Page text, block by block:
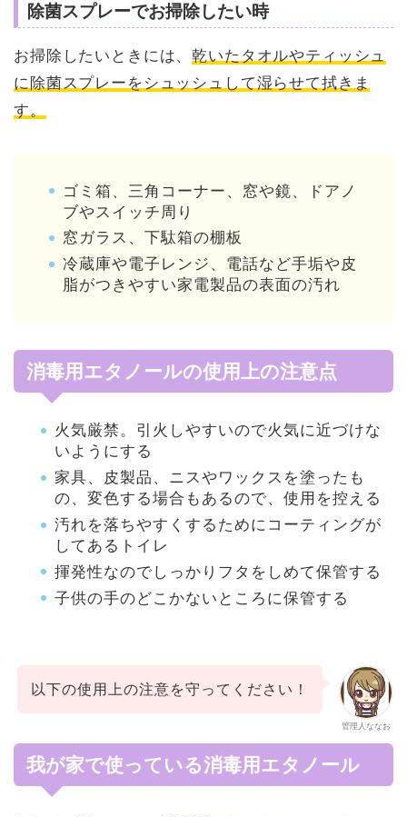
除菌スプレーでお掃除したい時
お掃除したいときには、乾いたタオルやティッシュ
に除菌スプレーをシュッシュして湿らせて拭きま
す。
ゴミ箱、三角コーナー、窓や鏡、ドアノ
ブやスイッチ周り
窓ガラス、下駄箱の棚板
冷蔵庫や電子レンジ、電話など手垢や皮
脂がつきやすい家電製品の表面の汚れ
消毒用エタノールの使用上の注意点
火気厳禁。引火しやすいので火気に近づけな
いようにする
家具、皮製品、ニスやワックスを塗ったも
の、変色する場合もあるので、使用を控える
汚れを落ちやすくするためにコーティングが
してあるトイレ
揮発性なのでしっかりフタをしめて保管する
子供の手のどこかないところに保管する
管理人ななお
以下の使用上の注意を守ってください！
我が家で使っている消毒用エタノール